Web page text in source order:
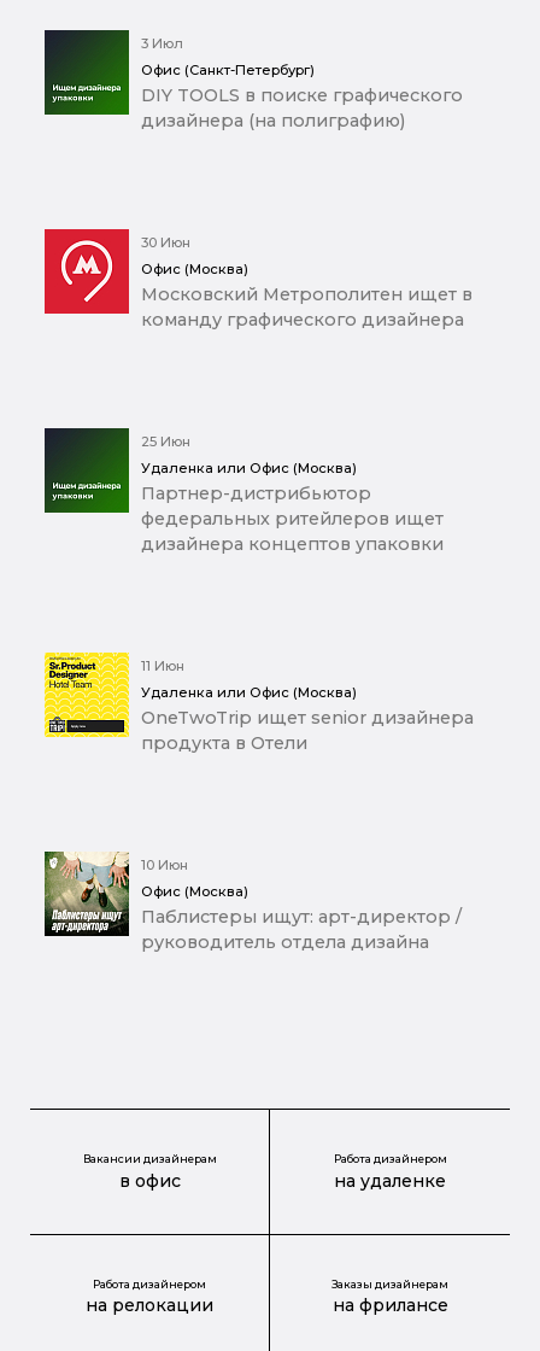
3 Июл
Офис (Санкт-Петербург)
DIY TOOLS в поиске графического
дизайнера (на полиграфию)
30 Июн
Офис (Москва)
Московский Метрополитен ищет в
команду графического дизайнера
25 Июн
Удаленка или Офис (Москва)
Партнер-дистрибьютор
федеральных ритейлеров ищет
дизайнера концептов упаковки
11 Июн
Удаленка или Офис (Москва)
OneTwoTrip ищет senior дизайнера
продукта в Отели
10 Июн
Офис (Москва)
Паблистеры ищут: арт-директор /
руководитель отдела дизайна
Вакансии дизайнерам
в офис
Работа дизайнером
на удаленке
Работа дизайнером
на релокации
Заказы дизайнерам
на фрилансе